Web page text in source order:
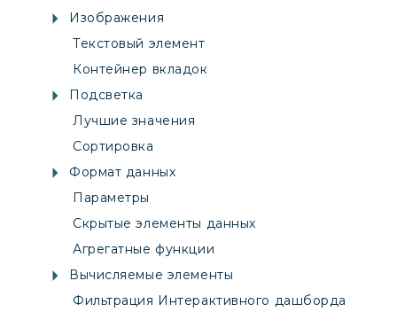
Изображения
Текстовый элемент
Контейнер вкладок
Подсветка
Лучшие значения
Сортировка
Формат данных
Параметры
Скрытые элементы данных
Агрегатные функции
Вычисляемые элементы
Фильтрация Интерактивного дашборда